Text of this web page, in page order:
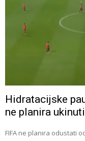
Hidratacijske
ne planira ukinuti
FIFA ne planira odustati